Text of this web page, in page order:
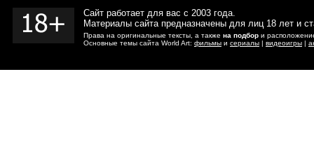
Сайт работает для вас с 2003 года.
Материалы сайта предназначены для лиц 18 лет и
Права на оригинальные тексты, а также на подбор и
Основные темы сайта World Art: фильмы и сериалы | видеоигры |